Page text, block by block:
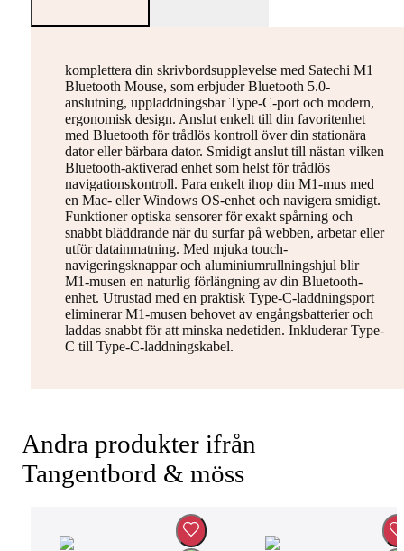
komplettera din skrivbordsupplevelse med Satechi M1
Bluetooth Mouse, som erbjuder Bluetooth 5.0-
anslutning, uppladdningsbar Type-C-port och modern,
ergonomisk design. Anslut enkelt till din favoritenhet
med Bluetooth för trådlös kontroll över din stationära
dator eller bärbara dator. Smidigt anslut till nästan vilken
Bluetooth-aktiverad enhet som helst för trådlös
navigationskontroll. Para enkelt ihop din M1-mus med
en Mac- eller Windows OS-enhet och navigera smidigt.
Funktioner optiska sensorer för exakt spårning och
snabbt bläddrande när du surfar på webben, arbetar eller
utför datainmatning. Med mjuka touch-
navigeringsknappar och aluminiumrullningshjul blir
M1-musen en naturlig förlängning av din Bluetooth-
enhet. Utrustad med en praktisk Type-C-laddningsport
eliminerar M1-musen behovet av engångsbatterier och
laddas snabbt för att minska nedetiden. Inkluderar Type-
C till Type-C-laddningskabel.
Andra produkter ifrån
Tangentbord & möss